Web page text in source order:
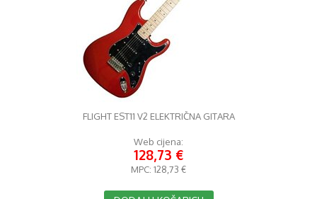
FLIGHT EST11 V2 ELEKTRIČNA GITARA
Web cijena:
128,73 €
MPC: 128,73 €